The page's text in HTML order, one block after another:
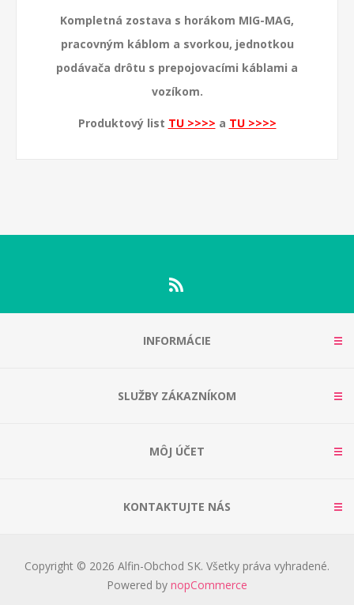
Kompletná zostava s horákom MIG-MAG,
pracovným káblom a svorkou, jednotkou
podávača drôtu s prepojovacími káblami a
vozíkom.
Produktový list TU >>>> a TU >>>>
INFORMÁCIE
SLUŽBY ZÁKAZNÍKOM
MÔJ ÚČET
KONTAKTUJTE NÁS
Copyright © 2026 Alfin-Obchod SK. Všetky práva vyhradené.
Powered by nopCommerce